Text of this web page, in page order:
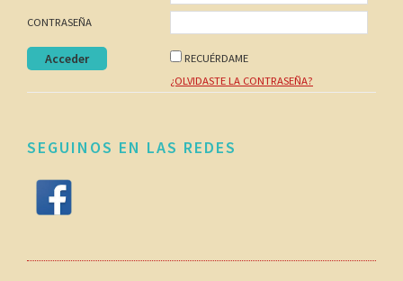
CONTRASEÑA
RECUÉRDAME
¿OLVIDASTE LA CONTRASEÑA?
SEGUINOS EN LAS REDES